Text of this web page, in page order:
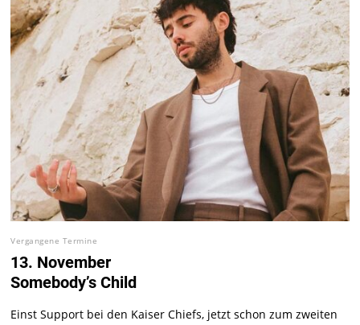
Vergangene Termine
13. November
Somebody’s Child
Einst Support bei den Kaiser Chiefs, jetzt schon zum zweiten